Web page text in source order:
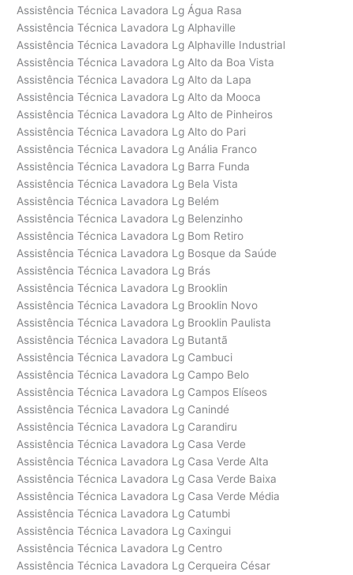
Assistência Técnica Lavadora Lg Água Rasa
Assistência Técnica Lavadora Lg Alphaville
Assistência Técnica Lavadora Lg Alphaville Industrial
Assistência Técnica Lavadora Lg Alto da Boa Vista
Assistência Técnica Lavadora Lg Alto da Lapa
Assistência Técnica Lavadora Lg Alto da Mooca
Assistência Técnica Lavadora Lg Alto de Pinheiros
Assistência Técnica Lavadora Lg Alto do Pari
Assistência Técnica Lavadora Lg Anália Franco
Assistência Técnica Lavadora Lg Barra Funda
Assistência Técnica Lavadora Lg Bela Vista
Assistência Técnica Lavadora Lg Belém
Assistência Técnica Lavadora Lg Belenzinho
Assistência Técnica Lavadora Lg Bom Retiro
Assistência Técnica Lavadora Lg Bosque da Saúde
Assistência Técnica Lavadora Lg Brás
Assistência Técnica Lavadora Lg Brooklin
Assistência Técnica Lavadora Lg Brooklin Novo
Assistência Técnica Lavadora Lg Brooklin Paulista
Assistência Técnica Lavadora Lg Butantã
Assistência Técnica Lavadora Lg Cambuci
Assistência Técnica Lavadora Lg Campo Belo
Assistência Técnica Lavadora Lg Campos Elíseos
Assistência Técnica Lavadora Lg Canindé
Assistência Técnica Lavadora Lg Carandiru
Assistência Técnica Lavadora Lg Casa Verde
Assistência Técnica Lavadora Lg Casa Verde Alta
Assistência Técnica Lavadora Lg Casa Verde Baixa
Assistência Técnica Lavadora Lg Casa Verde Média
Assistência Técnica Lavadora Lg Catumbi
Assistência Técnica Lavadora Lg Caxingui
Assistência Técnica Lavadora Lg Centro
Assistência Técnica Lavadora Lg Cerqueira César